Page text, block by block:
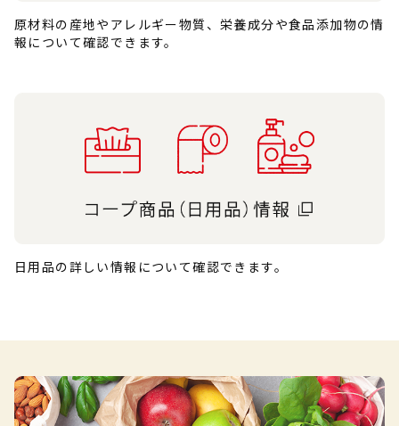
原材料の産地やアレルギー物質、栄養成分や食品添加物の情
報について確認できます。
日用品の詳しい情報について確認できます。